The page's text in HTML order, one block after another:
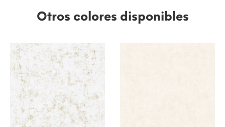
Otros colores disponibles